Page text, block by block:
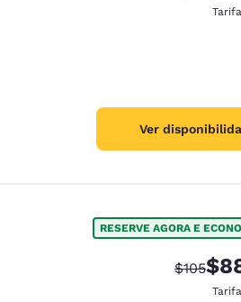
Ver
RESERVE AGORA E
Tarifa
$105